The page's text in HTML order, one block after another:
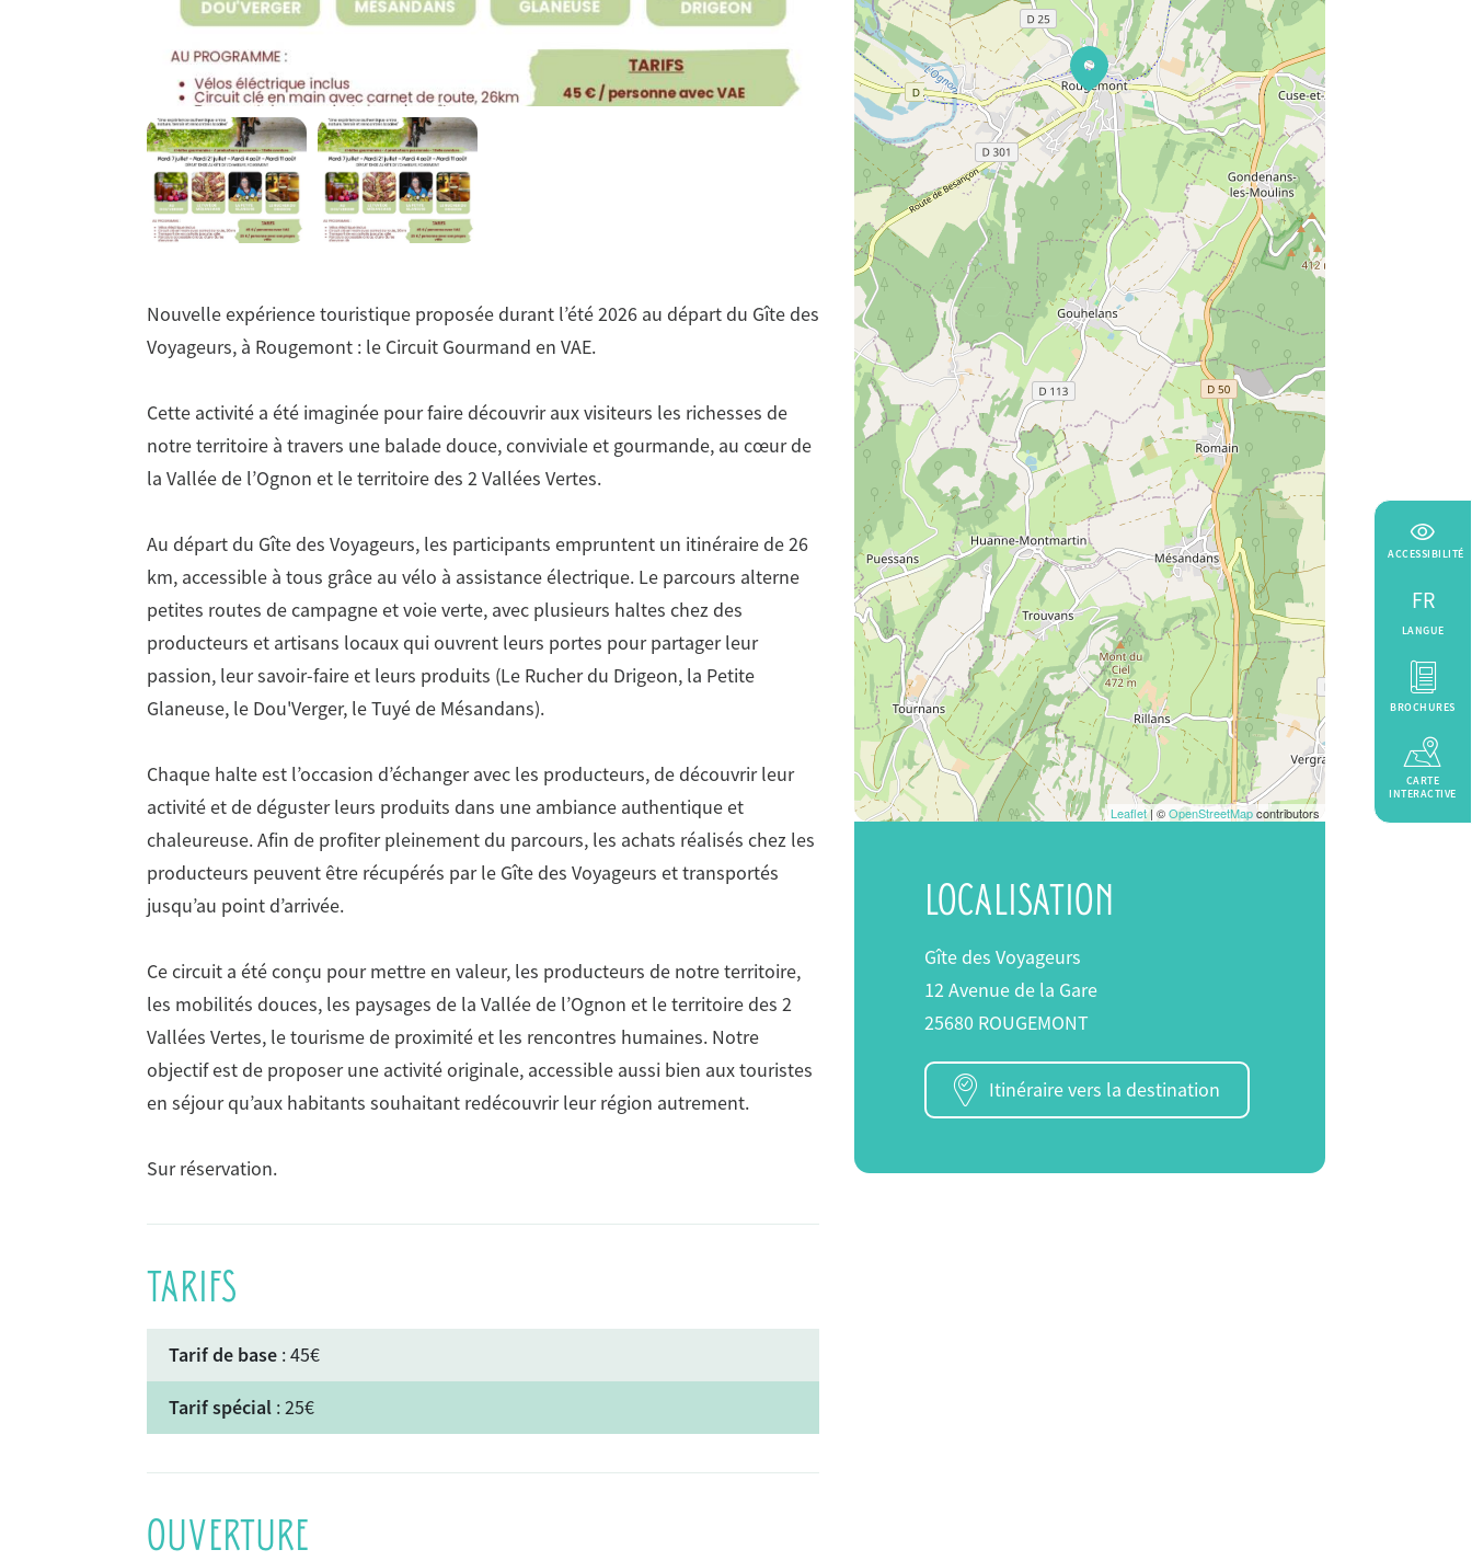
Nouvelle expérience touristique proposée durant l’été 2026 au départ du Gîte des
Voyageurs, à Rougemont : le Circuit Gourmand en VAE.
Cette activité a été imaginée pour faire découvrir aux visiteurs les richesses de
notre territoire à travers une balade douce, conviviale et gourmande, au cœur de
la Vallée de l’Ognon et le territoire des 2 Vallées Vertes.
Au départ du Gîte des Voyageurs, les participants empruntent un itinéraire de 26
km, accessible à tous grâce au vélo à assistance électrique. Le parcours alterne
petites routes de campagne et voie verte, avec plusieurs haltes chez des
producteurs et artisans locaux qui ouvrent leurs portes pour partager leur
passion, leur savoir-faire et leurs produits (Le Rucher du Drigeon, la Petite
Glaneuse, le Dou'Verger, le Tuyé de Mésandans).
Chaque halte est l’occasion d’échanger avec les producteurs, de découvrir leur
activité et de déguster leurs produits dans une ambiance authentique et
chaleureuse. Afin de profiter pleinement du parcours, les achats réalisés chez les
producteurs peuvent être récupérés par le Gîte des Voyageurs et transportés
jusqu’au point d’arrivée.
Ce circuit a été conçu pour mettre en valeur, les producteurs de notre territoire,
les mobilités douces, les paysages de la Vallée de l’Ognon et le territoire des 2
Vallées Vertes, le tourisme de proximité et les rencontres humaines. Notre
objectif est de proposer une activité originale, accessible aussi bien aux touristes
en séjour qu’aux habitants souhaitant redécouvrir leur région autrement.
Sur réservation.
TARIFS
Tarif de base : 45€
Tarif spécial : 25€
OUVERTURE
Leaflet| ©OpenStreetMapcontributors
LOCALISATION
Gîte des Voyageurs
12 Avenue de la Gare
25680 ROUGEMONT
Itinéraire vers la destination
ACCESSIBILITÉ
FR
LANGUE
BROCHURES
CARTE
INTERACTIVE